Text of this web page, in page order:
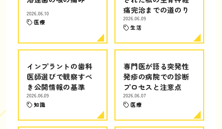
2026.06.10
医療
痛完治までの道のり
2026.06.09
生活
インプラントの歯科
医師選びで観察すべ
き公開情報の基準
2026.06.09
知識
専門医が語る突発性
発疹の病院での診断
プロセスと注意点
2026.06.07
医療